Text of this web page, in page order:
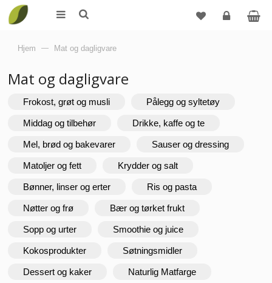
Hjem — Mat og dagligvare
Mat og dagligvare
Frokost, grøt og musli Pålegg og syltetøy
Middag og tilbehør Drikke, kaffe og te
Mel, brød og bakevarer Sauser og dressing
Matoljer og fett Krydder og salt
Bønner, linser og erter Ris og pasta
Nøtter og frø Bær og tørket frukt
Sopp og urter Smoothie og juice
Kokosprodukter Søtningsmidler
Dessert og kaker Naturlig Matfarge